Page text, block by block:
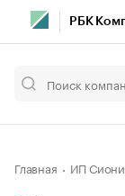
РБК
Главная ИП